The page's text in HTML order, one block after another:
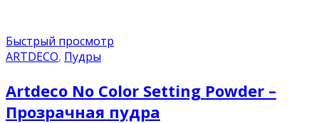
Быстрый просмотр
ARTDECO, Пудры
Artdeco No Color Setting Powder –
Прозрачная пудра